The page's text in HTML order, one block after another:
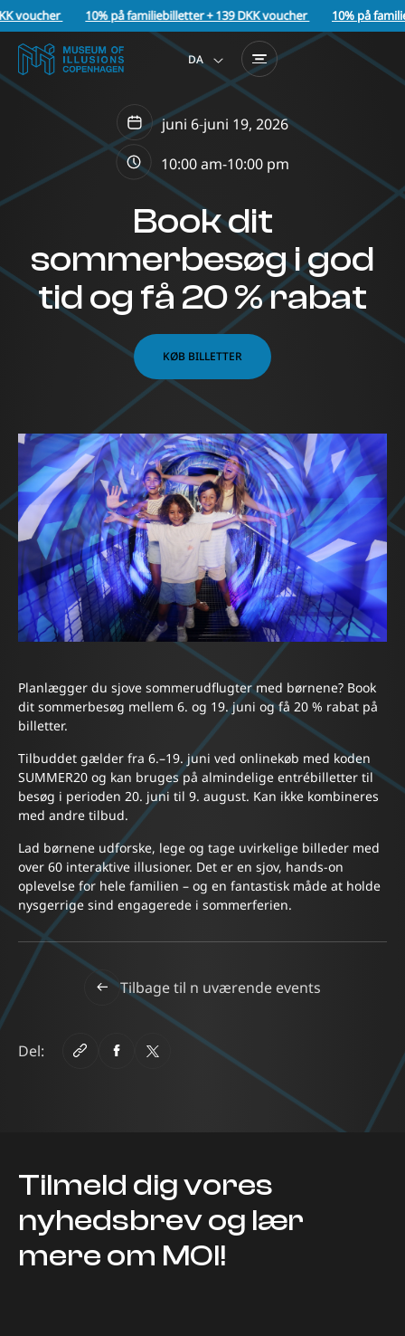
voucher 10% på familiebilletter + 139 DKK voucher 10% på
DA
juni 6-juni 19, 2026
10:00 am-10:00 pm
Book dit
sommerbesøg i god
tid og få 20 % rabat
KØB BILLETTER
Planlægger du sjove sommerudflugter med børnene? Book
dit sommerbesøg mellem 6. og 19. juni og få 20 % rabat på
billetter.
Tilbuddet gælder fra 6.–19. juni ved onlinekøb med koden
SUMMER20 og kan bruges på almindelige entrébilletter til
besøg i perioden 20. juni til 9. august. Kan ikke kombineres
med andre tilbud.
Lad børnene udforske, lege og tage uvirkelige billeder med
over 60 interaktive illusioner. Det er en sjov, hands-on
oplevelse for hele familien – og en fantastisk måde at holde
nysgerrige sind engagerede i sommerferien.
Tilbage til n uværende events
Del:
Tilmeld dig vores
nyhedsbrev og lær
mere om MOI!